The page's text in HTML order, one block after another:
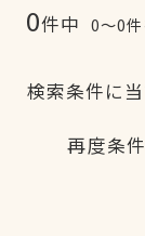
0件中 0〜0
検索条件に
再度条